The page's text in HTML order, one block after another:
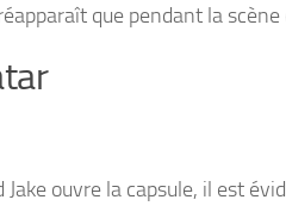
que pendant la scène
Jake ouvre la capsule, il est